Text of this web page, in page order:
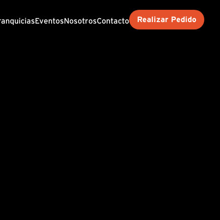
EventosNosotrosContacto Realizar Pedido